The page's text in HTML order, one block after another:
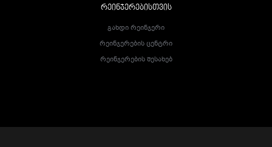
ᲠᲔᲘᲜᲯᲔᲠᲔᲑᲘᲡᲗᲕᲘᲡ
Გახდი Რეინჯერი
Რეინჯერების Ცენტრი
Რეინჯერების Შესახებ